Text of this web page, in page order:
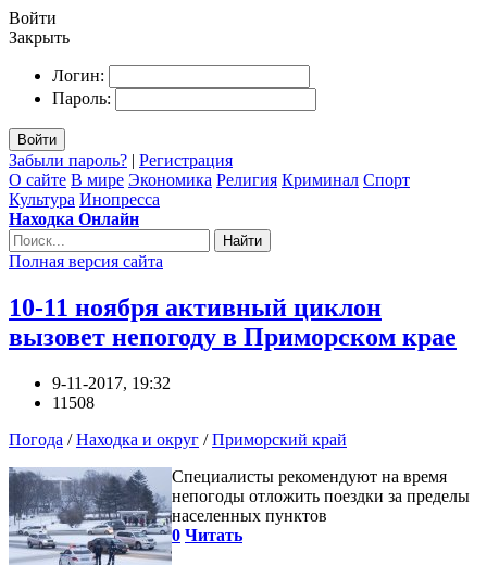
Войти
Закрыть
Логин:
Пароль:
Войти
Забыли пароль? | Регистрация
О сайте В мире Экономика Религия Криминал Спорт
Культура Инопресса
Находка Онлайн
Найти
Полная версия сайта
10-11 ноября активный циклон
вызовет непогоду в Приморском крае
9-11-2017, 19:32
11508
Погода /Находка и округ /Приморский край
Специалисты рекомендуют на время
непогоды отложить поездки за пределы
населенных пунктов
0 Читать